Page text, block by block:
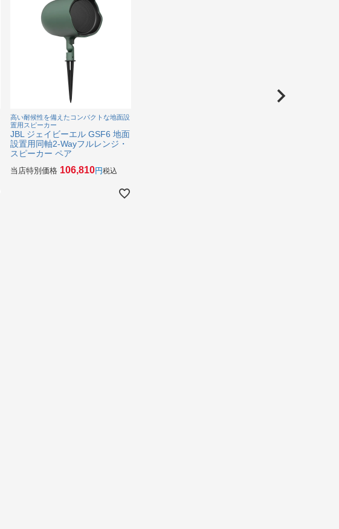
高い耐候性を備えたコンパクトな地面設
置用スピーカー
JBL ジェイビーエル GSF6 地面
設置用同軸2-Wayフルレンジ・
スピーカー ペア
当店特別価格 106,810 税込